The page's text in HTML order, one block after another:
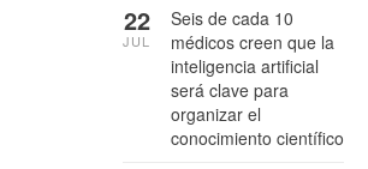
Seis de cada 10
médicos creen que la
inteligencia artificial
será clave para
organizar el
conocimiento científico
22
JUL